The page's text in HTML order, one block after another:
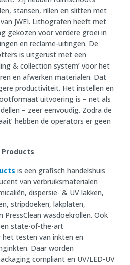
stansen, rillen en slitten met
JWEI. Lithografen heeft met
gekozen voor verdere groei in
en reclame-uitingen. De
is uitgerust met een
& collection system’ voor het
en afwerken materialen. Dat
productiviteit. Het instellen en
uitvoering is – net als
– zeer eenvoudig. Zodra de
hebben de operators er geen
Products
is een grafisch handelshuis
van verbruiksmaterialen
dispersie- & UV lakken,
stripdoeken, lakplaten,
PressClean wasdoekrollen. Ook
state-of-the-art
testen van inkten en
Daar worden
compliant en UV/LED-UV